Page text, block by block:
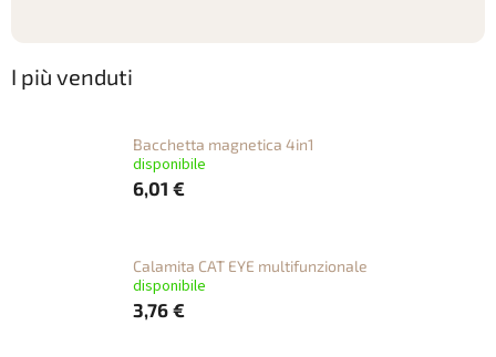
I più venduti
Bacchetta magnetica 4in1
disponibile
6,01 €
Calamita CAT EYE multifunzionale
disponibile
3,76 €